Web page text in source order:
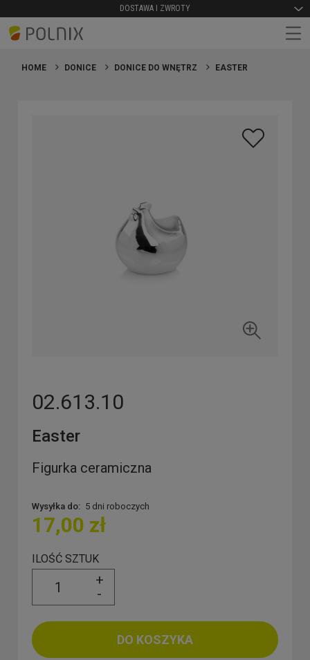
DOSTAWA I ZWROTY
HOME DONICE DONICE DO WNĘTRZ EASTER
02.613.10
Easter
Figurka ceramiczna
Wysyłka do: 5 dni roboczych
17,00 zł
ILOŚĆ SZTUK
+
-
DO KOSZYKA